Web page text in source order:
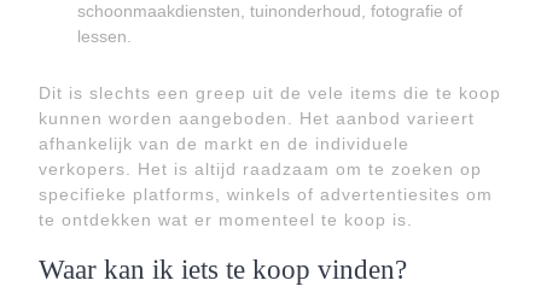
schoonmaakdiensten, tuinonderhoud, fotografie of
lessen.
Dit is slechts een greep uit de vele items die te koop
kunnen worden aangeboden. Het aanbod varieert
afhankelijk van de markt en de individuele
verkopers. Het is altijd raadzaam om te zoeken op
specifieke platforms, winkels of advertentiesites om
te ontdekken wat er momenteel te koop is.
Waar kan ik iets te koop vinden?